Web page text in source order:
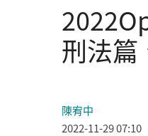
刑法篇
陳宥中
2022-11-29 07:10